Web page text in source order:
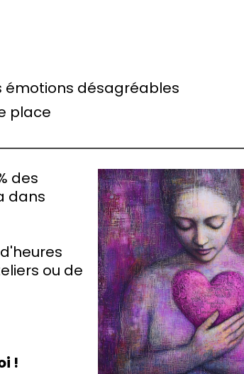
émotions désagréables
place
des
dans
ou de
!